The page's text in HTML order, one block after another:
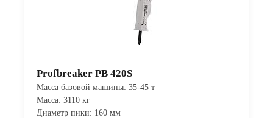
Profbreaker PB 420S
Масса базовой машины: 35-45 т
Масса: 3110 кг
Диаметр пики: 160 мм